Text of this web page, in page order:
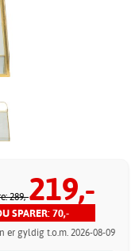
289,-219,-
SPARER: 70,-
er gyldig t.o.m. 2026-08-09